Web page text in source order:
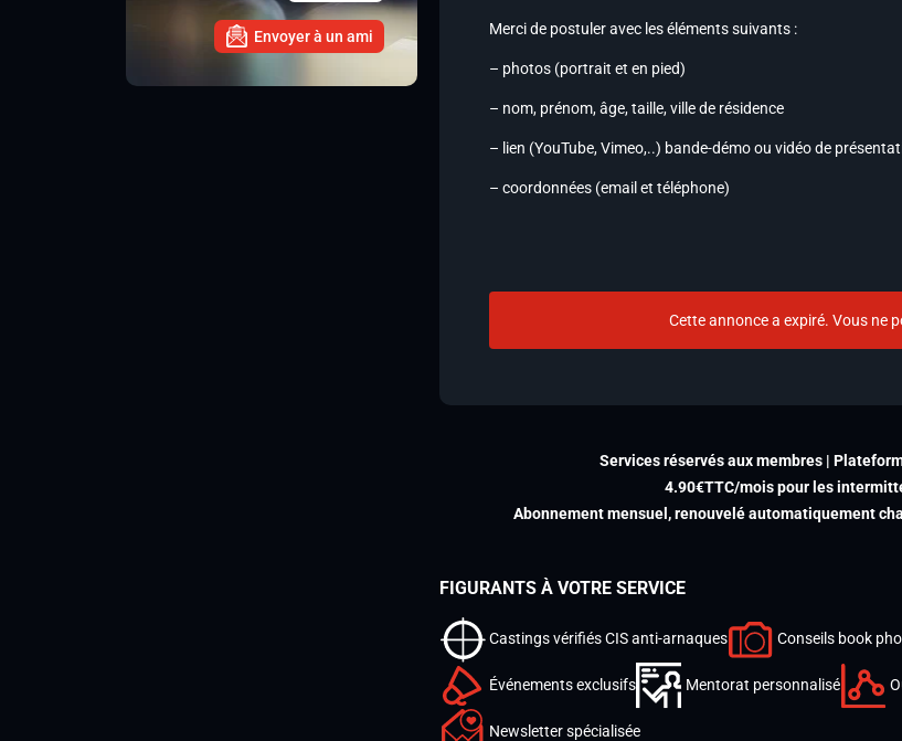
Envoyer à un ami Merci de postuler avec les éléments suivants :
– photos (portrait et en pied)
– nom, prénom, âge, taille, ville de résidence
– lien (YouTube, Vimeo,..) bande-démo ou vidéo de
– coordonnées (email et téléphone)
Cette annonce a expiré. Vous ne
Services réservés aux membres |
4.90€TTC/mois pour les
Abonnement mensuel, renouvelé automatiquement
FIGURANTS À VOTRE SERVICE
Castings vérifiés CIS anti-arnaques Conseils book
Événements exclusifs Mentorat personnalisé
Newsletter spécialisée